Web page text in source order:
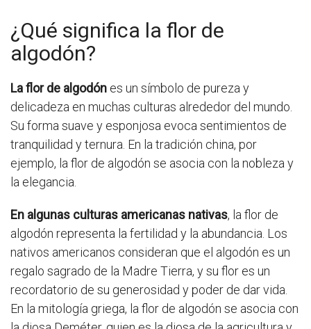
¿Qué significa la flor de
algodón?
La flor de algodón es un símbolo de pureza y
delicadeza en muchas culturas alrededor del mundo.
Su forma suave y esponjosa evoca sentimientos de
tranquilidad y ternura. En la tradición china, por
ejemplo, la flor de algodón se asocia con la nobleza y
la elegancia.
En algunas culturas americanas nativas, la flor de
algodón representa la fertilidad y la abundancia. Los
nativos americanos consideran que el algodón es un
regalo sagrado de la Madre Tierra, y su flor es un
recordatorio de su generosidad y poder de dar vida.
En la mitología griega, la flor de algodón se asocia con